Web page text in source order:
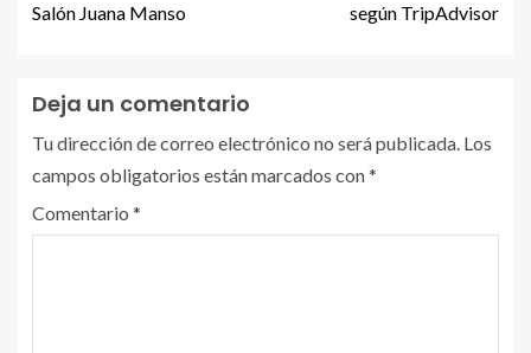
Salón Juana Manso
según TripAdvisor
Deja un comentario
Tu dirección de correo electrónico no será publicada. Los
campos obligatorios están marcados con*
Comentario *